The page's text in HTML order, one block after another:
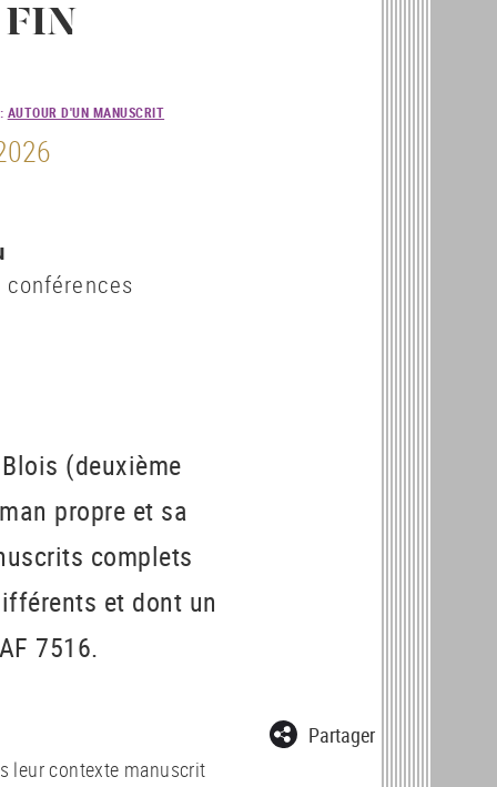
: AUTOUR D'UN MANUSCRIT
conférences
(deuxième
propre et sa
complets
et dont un
7516.
Partager
leur contexte manuscrit